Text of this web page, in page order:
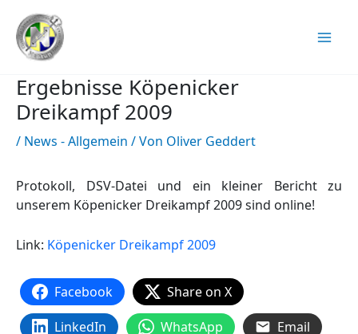
Inhalt
springen
Ergebnisse Köpenicker
Dreikampf 2009
/ News - Allgemein / Von Oliver Geddert
Protokoll, DSV-Datei und ein kleiner Bericht zu
unserem Köpenicker Dreikampf 2009 sind online!
Link: Köpenicker Dreikampf 2009
Facebook
Share on X
LinkedIn
WhatsApp
Email